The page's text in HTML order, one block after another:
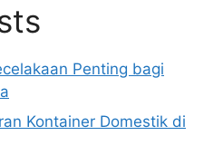
Penting bagi
Kontainer Domestik di